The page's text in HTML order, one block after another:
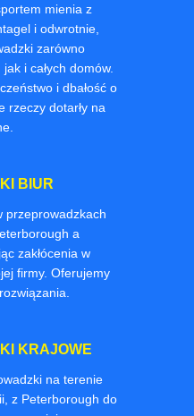
mienia z
i odwrotnie,
zarówno
i całych domów.
i dbałość o
rzeczy dotarły na
BIUR
przeprowadzkach
a
zakłócenia w
firmy. Oferujemy
KRAJOWE
na terenie
z Peterborough do